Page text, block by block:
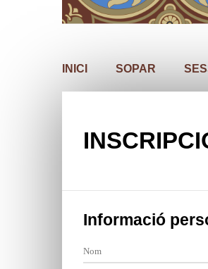
INICI SOPAR
Informació